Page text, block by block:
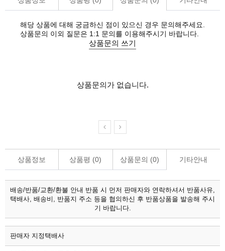
해당 상품에 대해 궁금하신 점이 있으신 경우 문의해주세요.
상품문의 이외 질문은 1:1 문의를 이용해주시기 바랍니다.
상품문의 쓰기
상품문의가 없습니다.
상품정보 상품평 (0) 상품문의 (0) 기타안내
배송/반품/교환/환불 안내 반품 시 먼저 판매자와 연락하셔서 반품사유,
택배사, 배송비, 반품지 주소 등을 협의하신 후 반품상품을 발송해 주시
기 바랍니다.
판매자 지정택배사